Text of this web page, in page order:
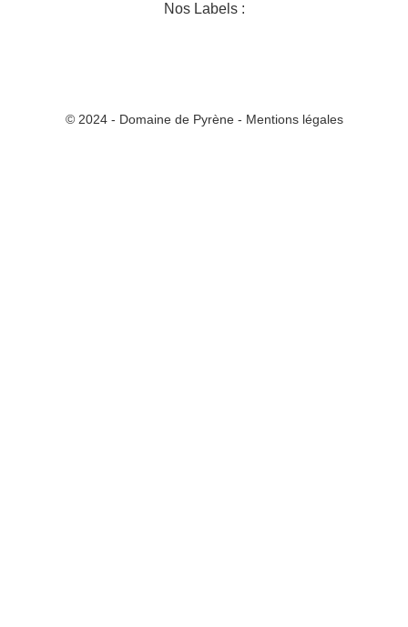
Nos Labels :
© 2024 - Domaine de Pyrène - Mentions légales